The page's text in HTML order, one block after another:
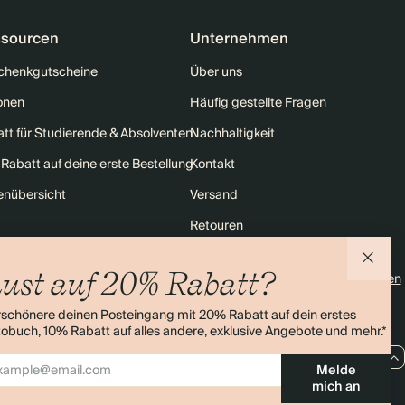
auf 20% Rabatt?
deinen Posteingang mit 20% Rabatt auf dein erstes
10% Rabatt auf alles andere, exklusive Angebote und mehr.*
Melde
mich an
für Studierende & Absolventen
auf deine erste Bestellung
Unternehmen
Über uns
Häufig gestellte Fragen
Nachhaltigkeit
Kontakt
Versand
Retouren
4,0 SterneÜber 11.000 Bewertungen
DE / EUR